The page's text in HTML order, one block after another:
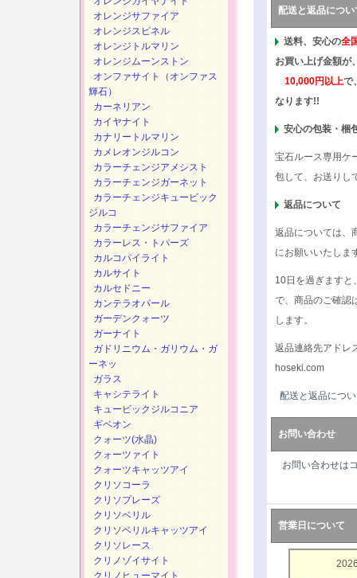
配送と返品につい
送料、安心の全
お買い上げ金額が
10,000円以上で
なります!!
安心の包装・梱
宝石ルース専用ケ
包して、お送りし
返品について
返品については、
にお願いいたしま
10日を過ぎますと
で、商品のご確認
します。
返品連絡先アドレ
hoseki.com
配送と返品につ
お問い合わせ
お問い合わせは
営業日について
オレンジサファイア
オレンジスピネル
オレンジトルマリン
オレンジムーンストン
オンファサイト（オンファス
輝石）
カーネリアン
カイヤナイト
カナリートルマリン
カメレオンジルコン
カラーチェンジアメシスト
カラーチェンジガーネット
カラーチェンジキュービック
ジルコ
カラーチェンジサファイア
カラーレス・トパーズ
カルコパイライト
カルサイト
カルセドニー
カンテラオパール
ガーデンクォーツ
ガーナイト
ガドリニウム・ガリウム・ガ
ーネッ
ガラス
キャシテライト
キュービックジルコニア
ギベオン
クォーツ(水晶)
クォーツァイト
クォーツキャッツアイ
クリソコーラ
クリソプレーズ
クリソベリル
クリソベリルキャッツアイ
クリソレース
クリノゾイサイト
クリノヒューマイト